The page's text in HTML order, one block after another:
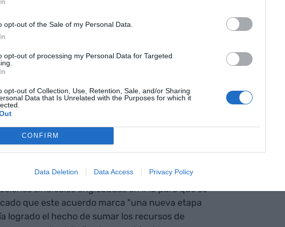
opt-out of the Sale of my Personal Data.
opt-out of processing my Personal Data for Targeted
opt-out of Collection, Use, Retention, Sale, and/or Sharing
Data that Is Unrelated with the Purposes for which it
CONFIRM
Data Deletion Data Access Privacy Policy
de Iberia
el resto de
englobadas
a la
una serie de acciones que pondrán en marcha
jefe de la sección sindical de Sepla en
Vueling,David Rodríguez, han acordado iniciar
sindicales englobadas en IAG para que se
que este acuerdo marca "una nueva etapa
logrado el hecho de sumar los recursos de